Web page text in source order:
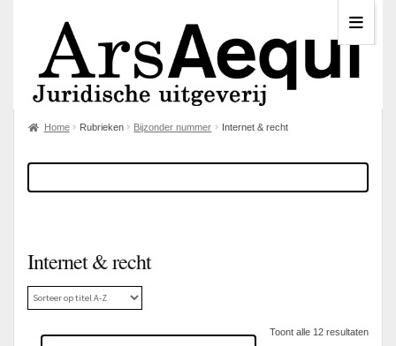
Home Rubrieken Bijzonder nummer Internet & recht
Internet & recht
Toont alle 12 resultaten